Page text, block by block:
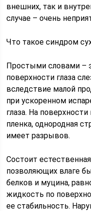
внешних, так и
случае – очень
Что такое синдром
Простыми словами –
поверхности глаза
вследствие малой
при ускоренном
глаза. На
пленка, однородная
имеет разрывов.
Состоит
позволяющих влаге
белков и муцина,
жидкость по
ее стабильность.